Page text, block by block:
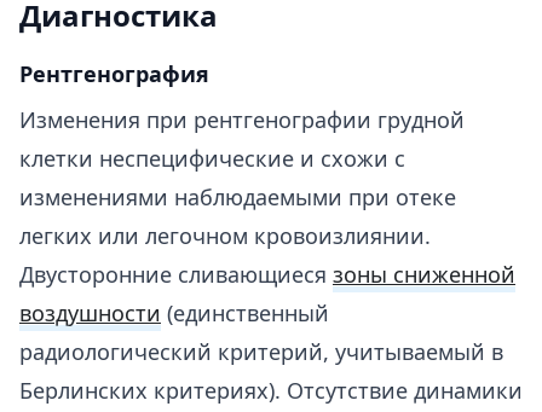
Диагностика
Рентгенография
Изменения при рентгенографии грудной
клетки неспецифические и схожи с
изменениями наблюдаемыми при отеке
легких или легочном кровоизлиянии.
Двусторонние сливающиеся зоны сниженной
воздушности (единственный
радиологический критерий, учитываемый в
Берлинских критериях). Отсутствие динамики